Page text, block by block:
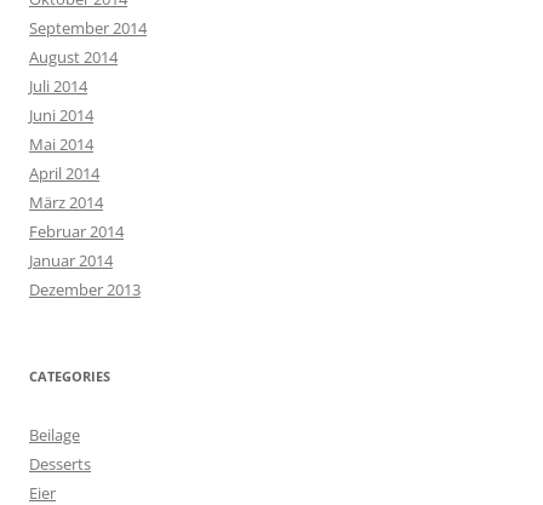
September 2014
August 2014
Juli 2014
Juni 2014
Mai 2014
April 2014
März 2014
Februar 2014
Januar 2014
Dezember 2013
CATEGORIES
Beilage
Desserts
Eier